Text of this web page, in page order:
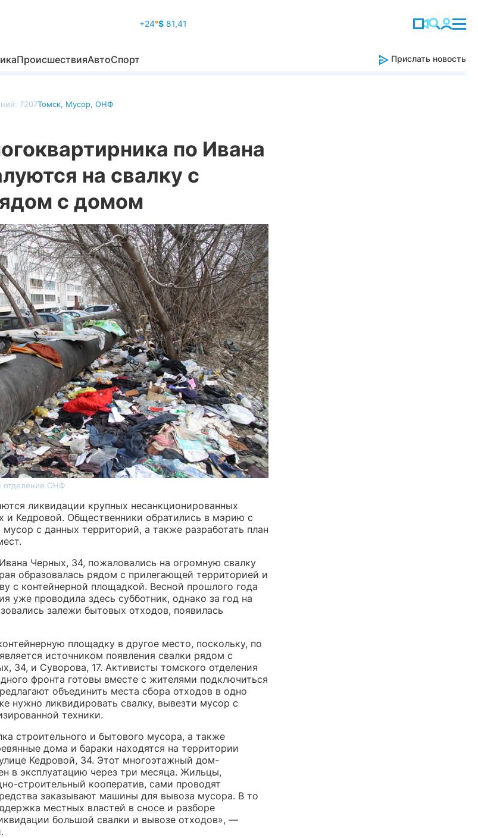
+24°$ 81,41
ПроисшествияАвтоСпорт Прислать новость
7207Томск, Мусор, ОНФ
по Ивана
на свалку с
с домом
отделение ОНФ
ликвидации крупных несанкционированных
и Кедровой. Общественники обратились в мэрию с
с данных территорий, а также разработать план
Черных, 34, пожаловались на огромную свалку
образовалась рядом с прилегающей территорией и
с контейнерной площадкой. Весной прошлого года
уже проводила здесь субботник, однако за год на
залежи бытовых отходов, появилась
площадку в другое место, поскольку, по
источником появления свалки рядом с
34, и Суворова, 17. Активисты томского отделения
фронта готовы вместе с жителями подключиться
объединить места сбора отходов в одно
нужно ликвидировать свалку, вывезти мусор с
техники.
строительного и бытового мусора, а также
дома и бараки находятся на территории
Кедровой, 34. Этот многоэтажный дом-
в эксплуатацию через три месяца. Жильцы,
строительный кооператив, сами проводят
заказывают машины для вывоза мусора. В то
местных властей в сносе и разборе
большой свалки и вывозе отходов», —